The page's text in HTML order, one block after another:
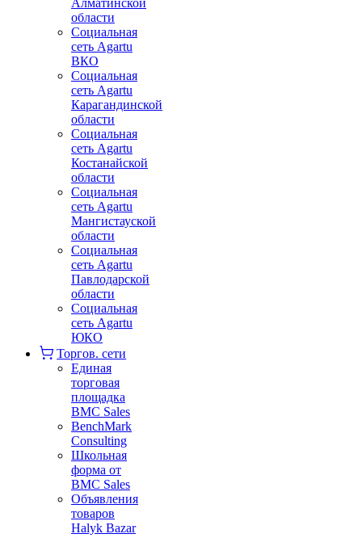
Алматинской
области
Социальная
сеть Agartu
ВКО
Социальная
сеть Agartu
Карагандинской
области
Социальная
сеть Agartu
Костанайской
области
Социальная
сеть Agartu
Мангистауской
области
Социальная
сеть Agartu
Павлодарской
области
Социальная
сеть Agartu
ЮКО
Торгов. сети
Единая
торговая
площадка
BMC Sales
BenchMark
Consulting
Школьная
форма от
BMC Sales
Объявления
товаров
Halyk Bazar